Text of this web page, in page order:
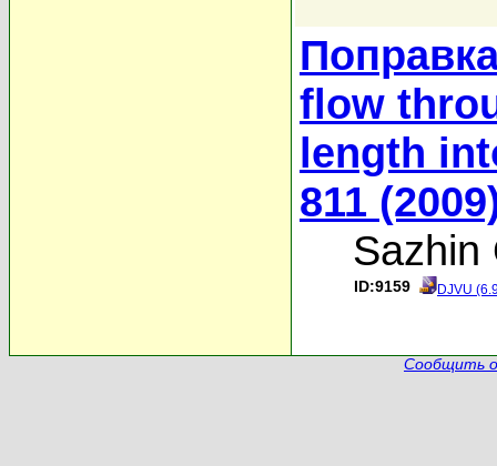
flow
length
811
Sazhin
ID:9159 DJVU
Сообщить о